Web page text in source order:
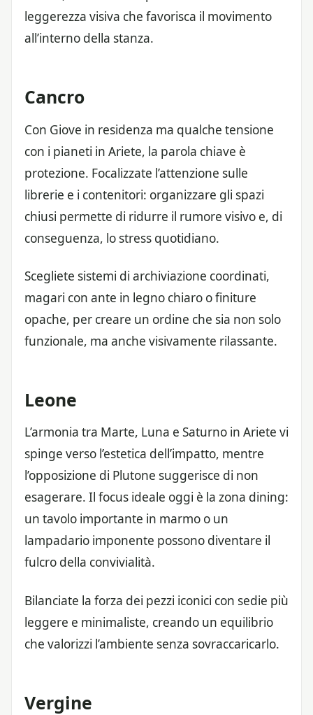
leggerezza visiva che favorisca il movimento
all’interno della stanza.
Cancro
Con Giove in residenza ma qualche tensione
con i pianeti in Ariete, la parola chiave è
protezione. Focalizzate l’attenzione sulle
librerie e i contenitori: organizzare gli spazi
chiusi permette di ridurre il rumore visivo e, di
conseguenza, lo stress quotidiano.
Scegliete sistemi di archiviazione coordinati,
magari con ante in legno chiaro o finiture
opache, per creare un ordine che sia non solo
funzionale, ma anche visivamente rilassante.
Leone
L’armonia tra Marte, Luna e Saturno in Ariete vi
spinge verso l’estetica dell’impatto, mentre
l’opposizione di Plutone suggerisce di non
esagerare. Il focus ideale oggi è la zona dining:
un tavolo importante in marmo o un
lampadario imponente possono diventare il
fulcro della convivialità.
Bilanciate la forza dei pezzi iconici con sedie più
leggere e minimaliste, creando un equilibrio
che valorizzi l’ambiente senza sovraccaricarlo.
Vergine